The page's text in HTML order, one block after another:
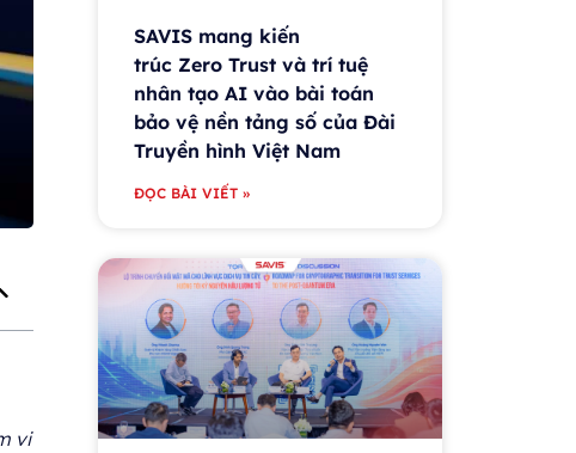
vi
SAVIS mang kiến
trúc Zero Trust và trí tuệ
nhân tạo AI vào bài toán
bảo vệ nền tảng số của Đài
Truyền hình Việt Nam
ĐỌC BÀI VIẾT »